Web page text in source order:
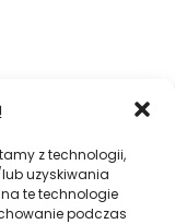
z technologii,
uzyskiwania
te technologie
podczas